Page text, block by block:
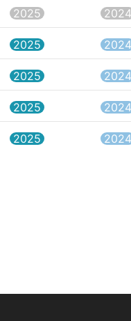
2025 2024
2025 2024
2025 2024
2025 2024
2025 2024